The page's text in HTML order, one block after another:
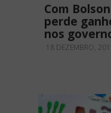
Com
perde
nos
18 DEZEMBRO,